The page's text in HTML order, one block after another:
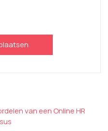
van een Online HR